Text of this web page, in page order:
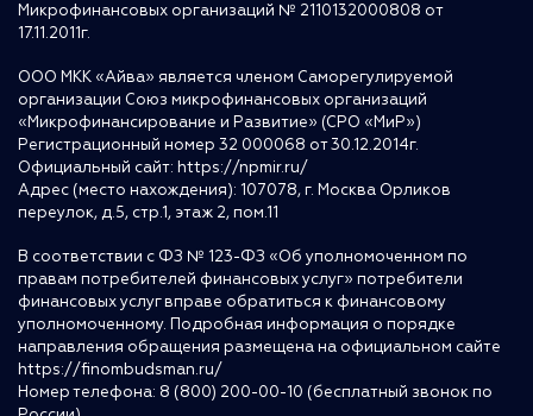
Микрофинансовых организаций № 2110132000808 от
17.11.2011г.
ООО МКК «Айва» является членом Саморегулируемой
организации Союз микрофинансовых организаций
«Микрофинансирование и Развитие» (СРО «МиР»)
Регистрационный номер 32 000068 от 30.12.2014г.
Официальный сайт: https://npmir.ru/
Адрес (место нахождения): 107078, г. Москва Орликов
переулок, д.5, стр.1, этаж 2, пом.11
В соответствии с ФЗ № 123-ФЗ «Об уполномоченном по
правам потребителей финансовых услуг» потребители
финансовых услуг вправе обратиться к финансовому
уполномоченному. Подробная информация о порядке
направления обращения размещена на официальном сайте
https://finombudsman.ru/
Номер телефона: 8 (800) 200-00-10 (бесплатный звонок по